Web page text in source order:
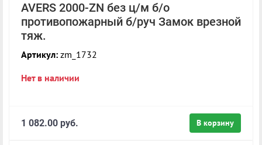
AVERS 2000-ZN без ц/м б/о
противопожарный б/руч Замок врезной
тяж.
Артикул: zm_1732
Нет в наличии
В корзину
1 082.00 руб.